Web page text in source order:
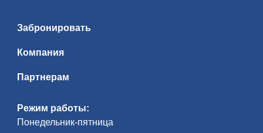
Режим работы:
Понедельник-пятница
Забронировать
Компания
Партнерам